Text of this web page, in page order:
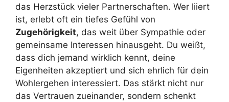
das Herzstück vieler Partnerschaften. Wer liiert
ist, erlebt oft ein tiefes Gefühl von
Zugehörigkeit, das weit über Sympathie oder
gemeinsame Interessen hinausgeht. Du weißt,
dass dich jemand wirklich kennt, deine
Eigenheiten akzeptiert und sich ehrlich für dein
Wohlergehen interessiert. Das stärkt nicht nur
das Vertrauen zueinander, sondern schenkt